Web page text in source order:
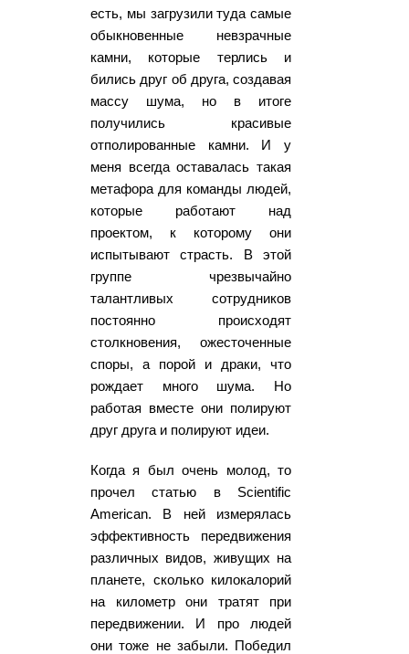
есть, мы загрузили туда самые
обыкновенные невзрачные
камни, которые терлись и
бились друг об друга, создавая
массу шума, но в итоге
получились красивые
отполированные камни. И у
меня всегда оставалась такая
метафора для команды людей,
которые работают над
проектом, к которому они
испытывают страсть. В этой
группе чрезвычайно
талантливых сотрудников
постоянно происходят
столкновения, ожесточенные
споры, а порой и драки, что
рождает много шума. Но
работая вместе они полируют
друг друга и полируют идеи.
Когда я был очень молод, то
прочел статью в Scientific
American. В ней измерялась
эффективность передвижения
различных видов, живущих на
планете, сколько килокалорий
на километр они тратят при
передвижении. И про людей
они тоже не забыли. Победил